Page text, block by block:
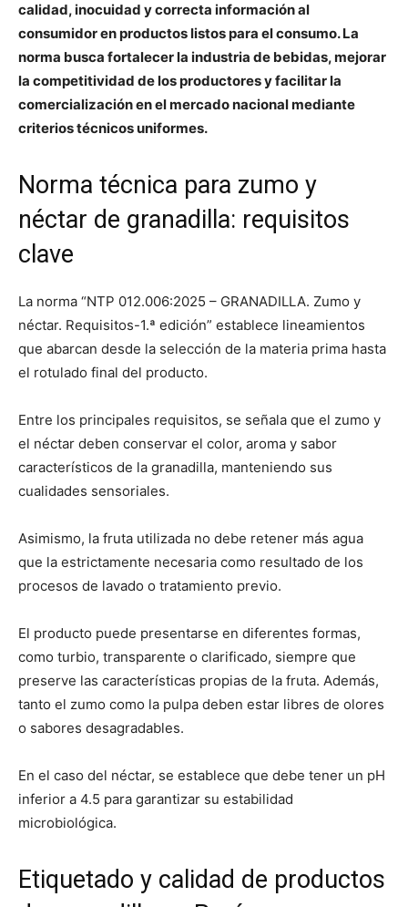
calidad, inocuidad y correcta información al
consumidor en productos listos para el consumo. La
norma busca fortalecer la industria de bebidas, mejorar
la competitividad de los productores y facilitar la
comercialización en el mercado nacional mediante
criterios técnicos uniformes.
Norma técnica para zumo y
néctar de granadilla: requisitos
clave
La norma “NTP 012.006:2025 – GRANADILLA. Zumo y
néctar. Requisitos-1.ª edición” establece lineamientos
que abarcan desde la selección de la materia prima hasta
el rotulado final del producto.
Entre los principales requisitos, se señala que el zumo y
el néctar deben conservar el color, aroma y sabor
característicos de la granadilla, manteniendo sus
cualidades sensoriales.
Asimismo, la fruta utilizada no debe retener más agua
que la estrictamente necesaria como resultado de los
procesos de lavado o tratamiento previo.
El producto puede presentarse en diferentes formas,
como turbio, transparente o clarificado, siempre que
preserve las características propias de la fruta. Además,
tanto el zumo como la pulpa deben estar libres de olores
o sabores desagradables.
En el caso del néctar, se establece que debe tener un pH
inferior a 4.5 para garantizar su estabilidad
microbiológica.
Etiquetado y calidad de productos